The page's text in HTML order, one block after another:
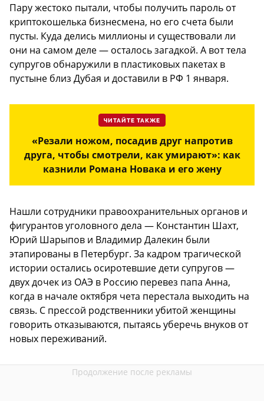
Пару жестоко пытали, чтобы получить пароль от
криптокошелька бизнесмена, но его счета были
пусты. Куда делись миллионы и существовали ли
они на самом деле — осталось загадкой. А вот тела
супругов обнаружили в пластиковых пакетах в
пустыне близ Дубая и доставили в РФ 1 января.
ЧИТАЙТЕ ТАКЖЕ
«Резали ножом, посадив друг напротив
друга, чтобы смотрели, как умирают»: как
казнили Романа Новака и его жену
Нашли сотрудники правоохранительных органов и
фигурантов уголовного дела — Константин Шахт,
Юрий Шарыпов и Владимир Далекин были
этапированы в Петербург. За кадром трагической
истории остались осиротевшие дети супругов —
двух дочек из ОАЭ в Россию перевез папа Анна,
когда в начале октября чета перестала выходить на
связь. С прессой родственники убитой женщины
говорить отказываются, пытаясь уберечь внуков от
новых переживаний.